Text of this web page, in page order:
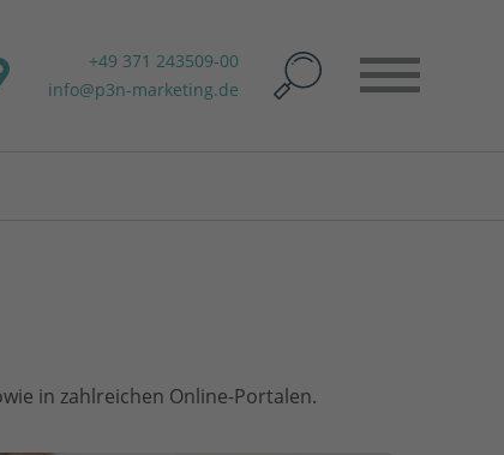
+49 371 243509-00
info@p3n-marketing.de
in zahlreichen Online-Portalen.